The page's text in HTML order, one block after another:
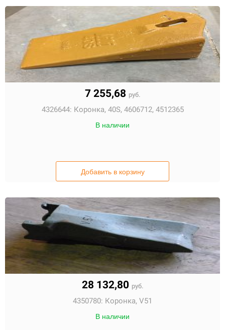
7 255,68 руб.
4326644: Коронка, 40S, 4606712, 4512365
В наличии
Добавить в корзину
28 132,80 руб.
4350780: Коронка, V51
В наличии